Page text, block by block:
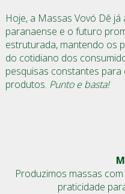
Hoje, a Massas Vovó Dê
paranaense e o futuro
estruturada, mantendo os
do cotidiano dos
pesquisas constantes
produtos. Punto e basta!
Produzimos massas
praticidade